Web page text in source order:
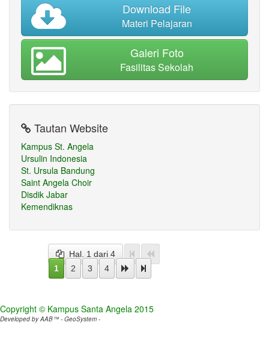
Download File
Materi Pelajaran
Galeri Foto
Fasilitas Sekolah
Tautan Website
Kampus St. Angela
Ursulin Indonesia
St. Ursula Bandung
Saint Angela Choir
Disdik Jabar
Kemendiknas
Hal. 1 dari 4
1
2 3 4
Copyright © Kampus Santa Angela 2015
Developed by AAB™ - GeoSystem -